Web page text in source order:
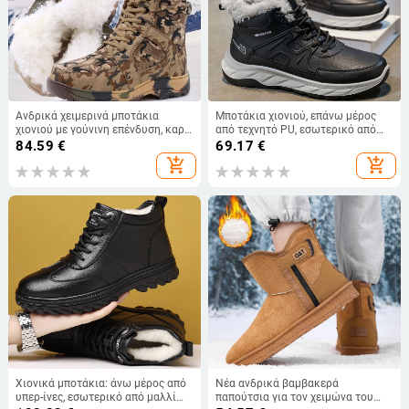
Ανδρικά χειμερινά μποτάκια
χιονιού με γούνινη επένδυση, καρό
μοτίβο, κορδόνια στο μπροστινό
μέρος, αντιολισθητική σόλα
84.59 €
add_shopping_cart
Μποτάκια χιονιού, επάνω μέρος
από τεχνητό PU, εσωτερικό από
τεχνητό κοντό βελούδινο ύφασμα,
Χειμώνας 2025, στυλ χαλαρό
69.17 €
add_shopping_cart
Χιονικά μποτάκια: άνω μέρος από
υπερ-ίνες, εσωτερικό από μαλλί
Νέα ανδρικά βαμβακερά
παπούτσια για τον χειμώνα του